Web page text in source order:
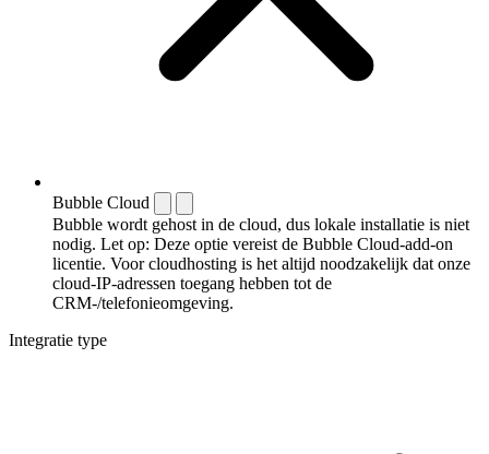
Bubble Cloud
Bubble wordt gehost in de cloud, dus lokale installatie is niet
nodig. Let op: Deze optie vereist de Bubble Cloud-add-on
licentie. Voor cloudhosting is het altijd noodzakelijk dat onze
cloud-IP-adressen toegang hebben tot de
CRM-/telefonieomgeving.
Integratie type